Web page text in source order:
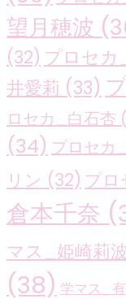
望月穂波
(32) プロセカ
井愛莉 (33)
ロセカ_白石杏
(34) プロセカ
リン (32) プ
倉本千奈
マス_姫崎莉波
(38) 学マス_